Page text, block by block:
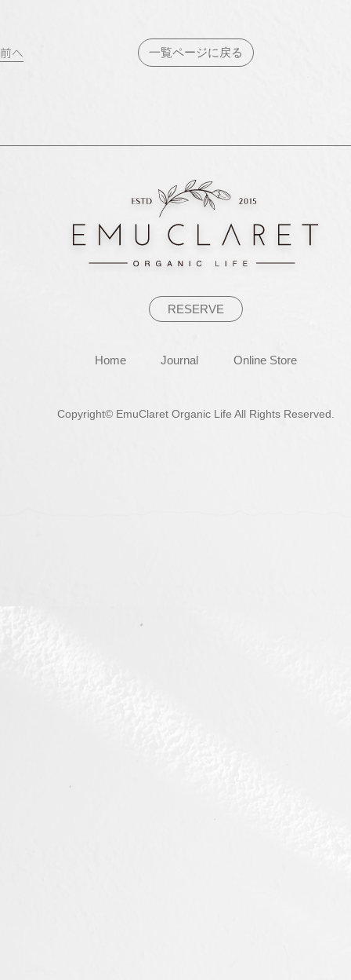
投
前へ 一覧ページに戻る
RESERVE
Home Journal Online Store
Copyright© EmuClaret Organic Life All Rights Reserved.